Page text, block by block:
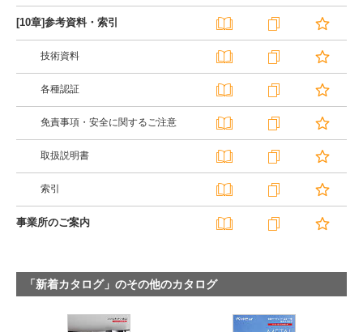
[10章]参考資料・索引
技術資料
各種認証
免責事項・安全に関するご注意
取扱説明書
索引
事業所のご案内
「新着カタログ」のその他のカタログ